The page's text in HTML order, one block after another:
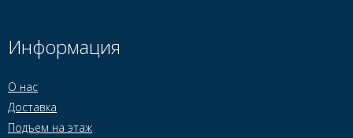
Информация
О нас
Доставка
Подъем на этаж